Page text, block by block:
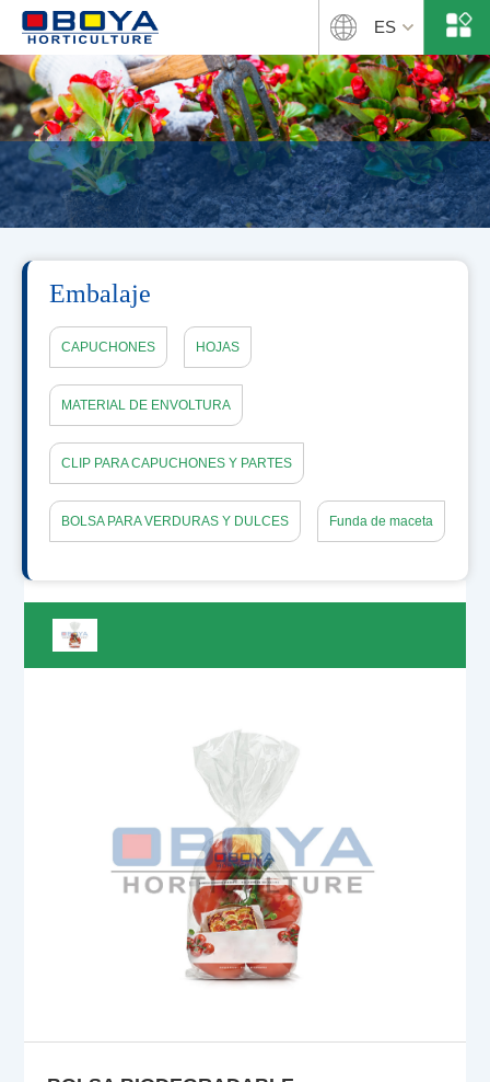
ES
Embalaje
CAPUCHONES HOJAS
MATERIAL DE ENVOLTURA
CLIP PARA CAPUCHONES Y PARTES
BOLSA PARA VERDURAS Y DULCES Funda de maceta